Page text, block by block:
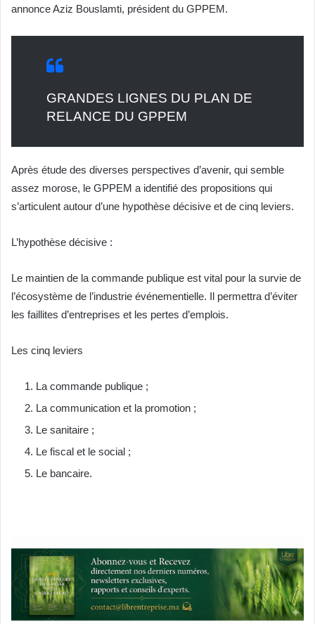
annonce Aziz Bouslamti, président du GPPEM.
GRANDES LIGNES DU PLAN DE
RELANCE DU GPPEM
Après étude des diverses perspectives d’avenir, qui semble
assez morose, le GPPEM a identifié des propositions qui
s’articulent autour d’une hypothèse décisive et de cinq leviers.
L’hypothèse décisive :
Le maintien de la commande publique est vital pour la survie de
l’écosystème de l’industrie événementielle. Il permettra d’éviter
les faillites d’entreprises et les pertes d’emplois.
Les cinq leviers
La commande publique ;
La communication et la promotion ;
Le sanitaire ;
Le fiscal et le social ;
Le bancaire.